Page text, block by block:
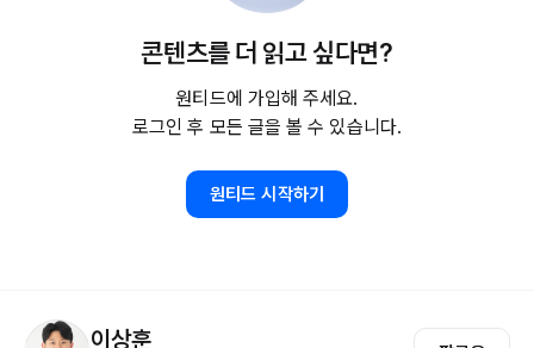
콘텐츠를 더 읽고 싶다면?
원티드에 가입해 주세요.
로그인 후 모든 글을 볼 수 있습니다.
원티드 시작하기
이상훈